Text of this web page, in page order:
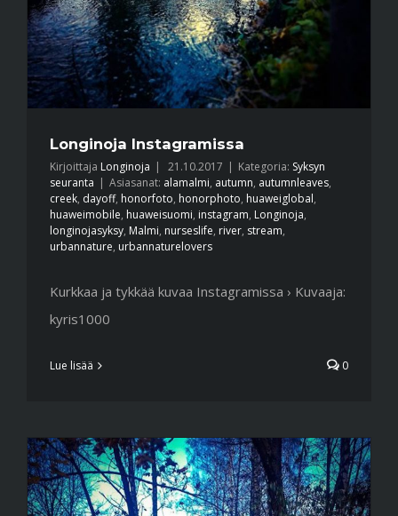
Longinoja Instagramissa
Kirjoittaja Longinoja | 21.10.2017 | Kategoria: Syksyn
seuranta | Asiasanat: alamalmi, autumn, autumnleaves,
creek, dayoff, honorfoto, honorphoto, huaweiglobal,
huaweimobile, huaweisuomi, instagram, Longinoja,
longinojasyksy, Malmi, nurseslife, river, stream,
urbannature, urbannaturelovers
Kurkkaa ja tykkää kuvaa Instagramissa › Kuvaaja:
kyris1000
Lue lisää 0